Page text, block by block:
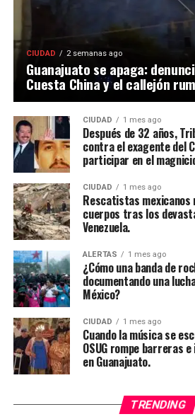
CIUDAD 2 semanas ago
Guanajuato se apaga:
Cuesta China y el callejón
CIUDAD 1 mes ago
Después de 32 años,
contra el exagente del
participar en el
CIUDAD 1 mes ago
Rescatistas mexicanos
cuerpos tras los
Venezuela.
ALERTAS 1 mes ago
¿Cómo una banda de
documentando una
México?
CIUDAD 1 mes ago
Cuando la música se
OSUG rompe barreras
en Guanajuato.
TRENDING